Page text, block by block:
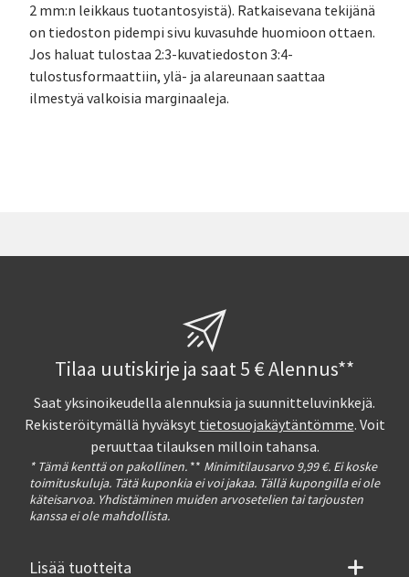
2 mm:n leikkaus tuotantosyistä). Ratkaisevana tekijänä
on tiedoston pidempi sivu kuvasuhde huomioon ottaen.
Jos haluat tulostaa 2:3-kuvatiedoston 3:4-
tulostusformaattiin, ylä- ja alareunaan saattaa
ilmestyä valkoisia marginaaleja.
Tilaa uutiskirje ja saat 5 € Alennus**
Saat yksinoikeudella alennuksia ja suunnitteluvinkkejä.
Rekisteröitymällä hyväksyt tietosuojakäytäntömme. Voit
peruuttaa tilauksen milloin tahansa.
* Tämä kenttä on pakollinen. ** Minimitilausarvo 9,99 €. Ei koske
toimituskuluja. Tätä kuponkia ei voi jakaa. Tällä kupongilla ei ole
käteisarvoa. Yhdistäminen muiden arvosetelien tai tarjousten
kanssa ei ole mahdollista.
Lisää tuotteita